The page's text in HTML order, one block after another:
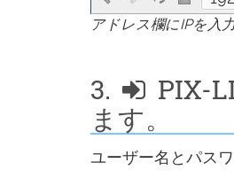
アドレス欄にIPを入
3.
PIX-
ます。
ユーザー名とパス